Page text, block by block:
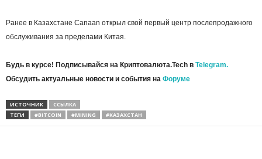
Ранее в Казахстане Canaan открыл свой первый центр послепродажного
обслуживания за пределами Китая.
Будь в курсе! Подписывайся на Криптовалюта.Tech в Telegram.
Обсудить актуальные новости и события на Форуме
ИСТОЧНИК
ССЫЛКА
ТЕГИ
#BITCOIN #MINING #КАЗАХСТАН